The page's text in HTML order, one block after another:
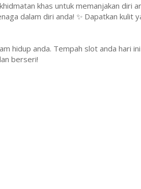
khas untuk memanjakan diri
dalam diri anda! ✨ Dapatkan kulit
hidup anda. Tempah slot anda hari
berseri!